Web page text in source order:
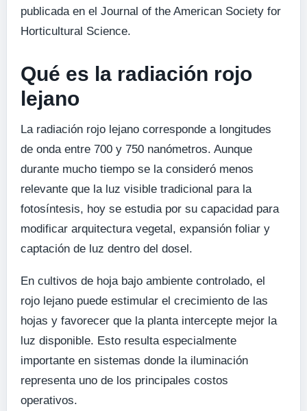
publicada en el Journal of the American Society for
Horticultural Science.
Qué es la radiación rojo
lejano
La radiación rojo lejano corresponde a longitudes
de onda entre 700 y 750 nanómetros. Aunque
durante mucho tiempo se la consideró menos
relevante que la luz visible tradicional para la
fotosíntesis, hoy se estudia por su capacidad para
modificar arquitectura vegetal, expansión foliar y
captación de luz dentro del dosel.
En cultivos de hoja bajo ambiente controlado, el
rojo lejano puede estimular el crecimiento de las
hojas y favorecer que la planta intercepte mejor la
luz disponible. Esto resulta especialmente
importante en sistemas donde la iluminación
representa uno de los principales costos
operativos.